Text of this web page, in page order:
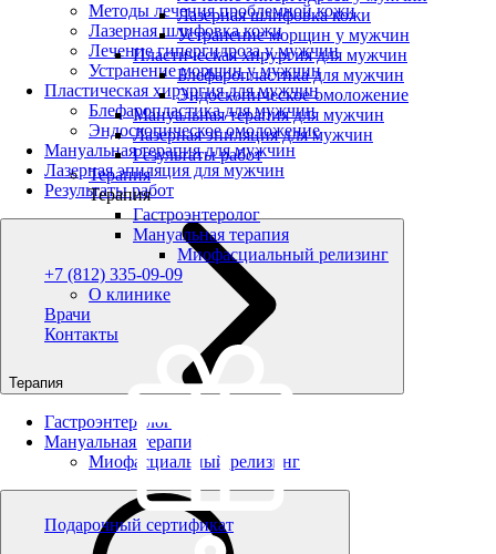
Методы лечения проблемной кожи
Лазерная шлифовка кожи
Лечение гипергидроза у мужчин
Устранение морщин у мужчин
Пластическая хирургия для мужчин
Блефаропластика для мужчин
Эндоскопическое омоложение
Мануальная терапия для мужчин
Лазерная эпиляция для мужчин
Результаты работ
Терапия
Гастроэнтеролог
Мануальная терапия
Миофасциальный релизинг
Лазерная шлифовка кожи
Устранение морщин у мужчин
Пластическая хирургия для мужчин
Блефаропластика для мужчин
Эндоскопическое омоложение
Мануальная терапия для мужчин
Лазерная эпиляция для мужчин
Результаты работ
Терапия
Терапия
Гастроэнтеролог
Мануальная терапия
Миофасциальный релизинг
+7 (812) 335-09-09
О клинике
Врачи
Контакты
Подарочный сертификат